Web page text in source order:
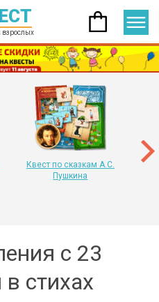
взрослых
Квест по сказкам А.С.
Пушкина
с 23
стихах